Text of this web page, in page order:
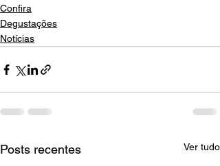
Confira
Degustações
Notícias
Posts recentes Ver tudo